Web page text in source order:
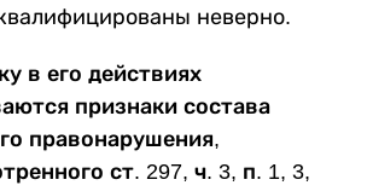
неверно.
в его действиях
признаки состава
правонарушения,
ст. 297, ч. 3, п. 1, 3,